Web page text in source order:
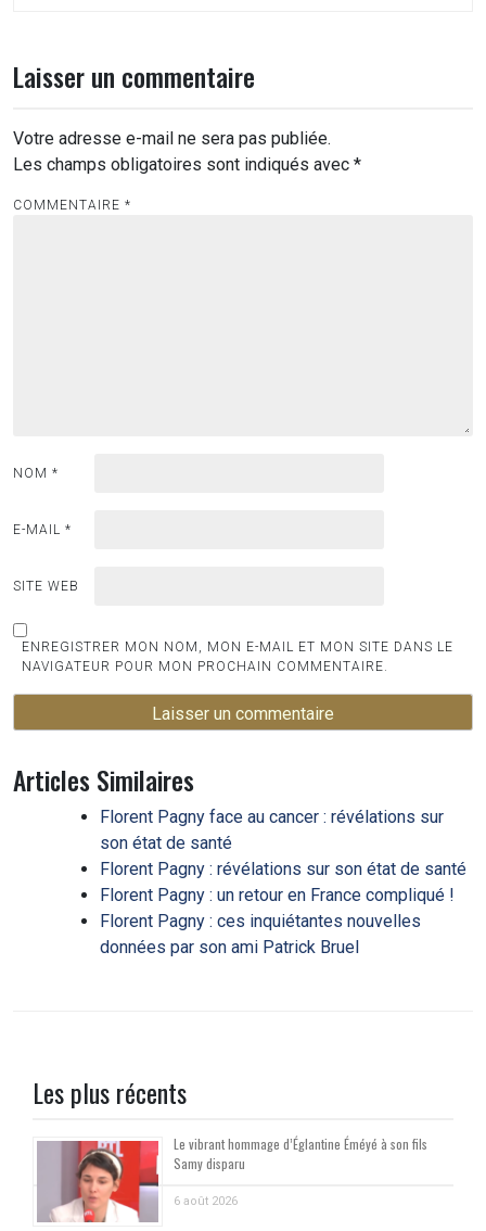
Laisser un commentaire
Votre adresse e-mail ne sera pas publiée.
Les champs obligatoires sont indiqués avec *
COMMENTAIRE *
NOM *
E-MAIL *
SITE WEB
ENREGISTRER MON NOM, MON E-MAIL ET MON SITE DANS LE
NAVIGATEUR POUR MON PROCHAIN COMMENTAIRE.
Articles Similaires
Florent Pagny face au cancer : révélations sur
son état de santé
Florent Pagny : révélations sur son état de santé
Florent Pagny : un retour en France compliqué !
Florent Pagny : ces inquiétantes nouvelles
données par son ami Patrick Bruel
Les plus récents
Le vibrant hommage d’Églantine Éméyé à son fils
Samy disparu
6 août 2026